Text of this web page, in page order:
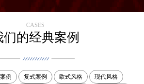
CASES
们的经典案例
例 复式案例 欧式风格
现代风格